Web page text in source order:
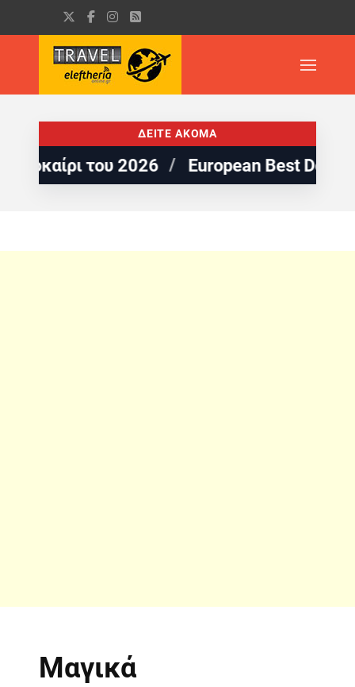
ΔΕΙΤΕ ΑΚΟΜΑ
του 2026 European Best Destinations:
Μαγικά